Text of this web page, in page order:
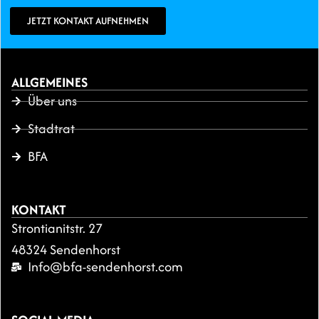
JETZT KONTAKT AUFNEHMEN
ALLGEMEINES
Über uns
Stadtrat
BFA
KONTAKT
Strontianitstr. 27
48324 Sendenhorst
Info@bfa-sendenhorst.com